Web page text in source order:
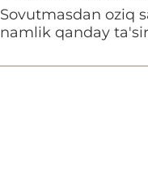
Sovutmasdan oziq
namlik qanday